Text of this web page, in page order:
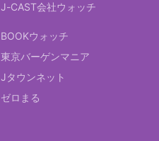
J-CAST会社ウォッチ
BOOKウォッチ
東京バーゲンマニア
Jタウンネット
ゼロまる